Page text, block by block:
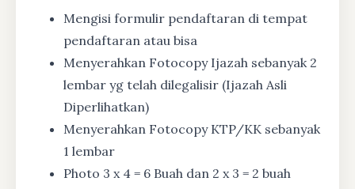
Mengisi formulir pendaftaran di tempat
pendaftaran atau bisa
Menyerahkan Fotocopy Ijazah sebanyak 2
lembar yg telah dilegalisir (Ijazah Asli
Diperlihatkan)
Menyerahkan Fotocopy KTP/KK sebanyak
1 lembar
Photo 3 x 4 = 6 Buah dan 2 x 3 = 2 buah